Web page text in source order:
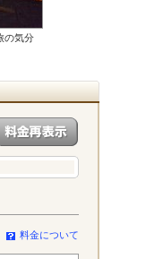
の気分
料金について